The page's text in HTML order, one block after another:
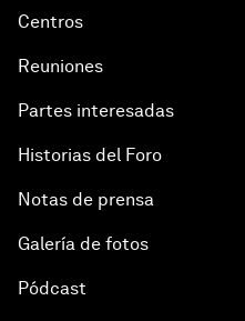
Centros
Reuniones
Partes interesadas
Historias del Foro
Notas de prensa
Galería de fotos
Pódcast